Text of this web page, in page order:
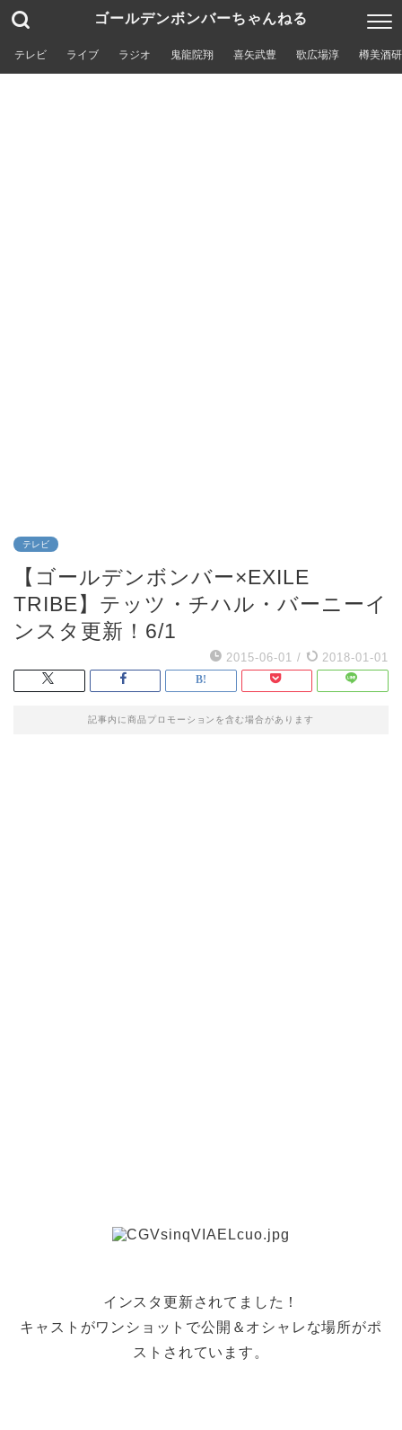
ゴールデンボンバーちゃんねる
テレビ ライブ ラジオ 鬼龍院翔 喜矢武豊 歌広場淳 樽美酒
テレビ
【ゴールデンボンバー×EXILE
TRIBE】テッツ・チハル・バーニーイ
ンスタ更新！6/1
2015-06-01 / 2018-01-01
記事内に商品プロモーションを含む場合があります
インスタ更新されてました！
キャストがワンショットで公開＆オシャレな場所がポ
ストされています。